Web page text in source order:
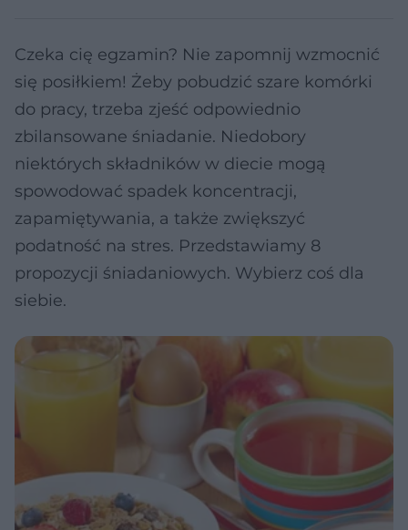
Czeka cię egzamin? Nie zapomnij wzmocnić
się posiłkiem! Żeby pobudzić szare komórki
do pracy, trzeba zjeść odpowiednio
zbilansowane śniadanie. Niedobory
niektórych składników w diecie mogą
spowodować spadek koncentracji,
zapamiętywania, a także zwiększyć
podatność na stres. Przedstawiamy 8
propozycji śniadaniowych. Wybierz coś dla
siebie.